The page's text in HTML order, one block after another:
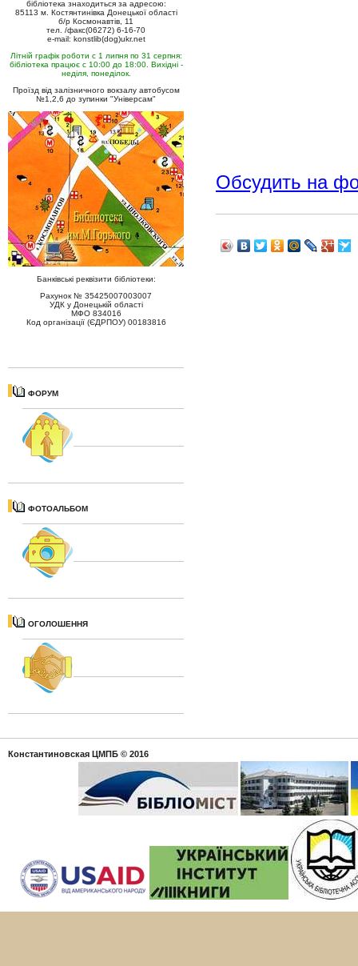
бібліотека знаходиться за адресою:
85113 м. Костянтинівка Донецької області
б/р Космонавтів, 11
тел. /факс(06272) 6-16-70
e-mail: konstlib(dog)ukr.net
Літній графік роботи с 1 липня по 31 серпня:
бібліотека працює с 10:00 до 18:00. Вихідні -
неділя, понеділок.
Проїзд від залізничного вокзалу автобусом
№1,2,6 до зупинки "Універсам"
Банківські реквізити бібліотеки:
Рахунок № 35425007003007
УДК у Донецькій області
МФО 834016
Код організації (ЄДРПОУ) 00183816
ФОРУМ
ФОТОАЛЬБОМ
ОГОЛОШЕННЯ
Обсудить на
Константиновская ЦМПБ © 2016